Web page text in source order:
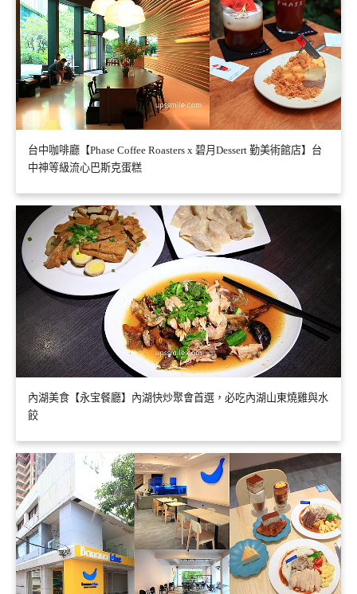
台中咖啡廳【Phase Coffee Roasters x 碧月Dessert 勤美術館店】台
中神等級流心巴斯克蛋糕
內湖美食【永宝餐廳】內湖快炒聚會首選，必吃內湖山東燒雞與水
餃